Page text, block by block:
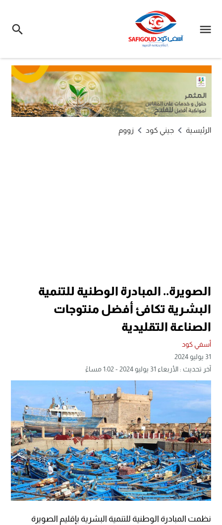
الرئيسية جيني كود زووم
الصويرة.. المبادرة الوطنية للتنمية
البشرية تكافئ أفضل منتوجات
الصناعة التقليدية
أسفي كود
31 يوليو 2024
آخر تحديث : الأربعاء 31 يوليو 2024 - 1:02 مساءً
نظمت المبادرة الوطنية للتنمية البشرية بإقليم الصويرة